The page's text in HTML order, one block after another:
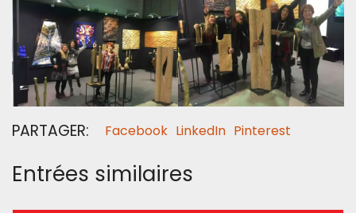
PARTAGER: Facebook LinkedIn Pinterest
Entrées similaires